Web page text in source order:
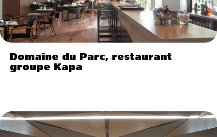
Domaine du Parc, restaurant
groupe Kapa